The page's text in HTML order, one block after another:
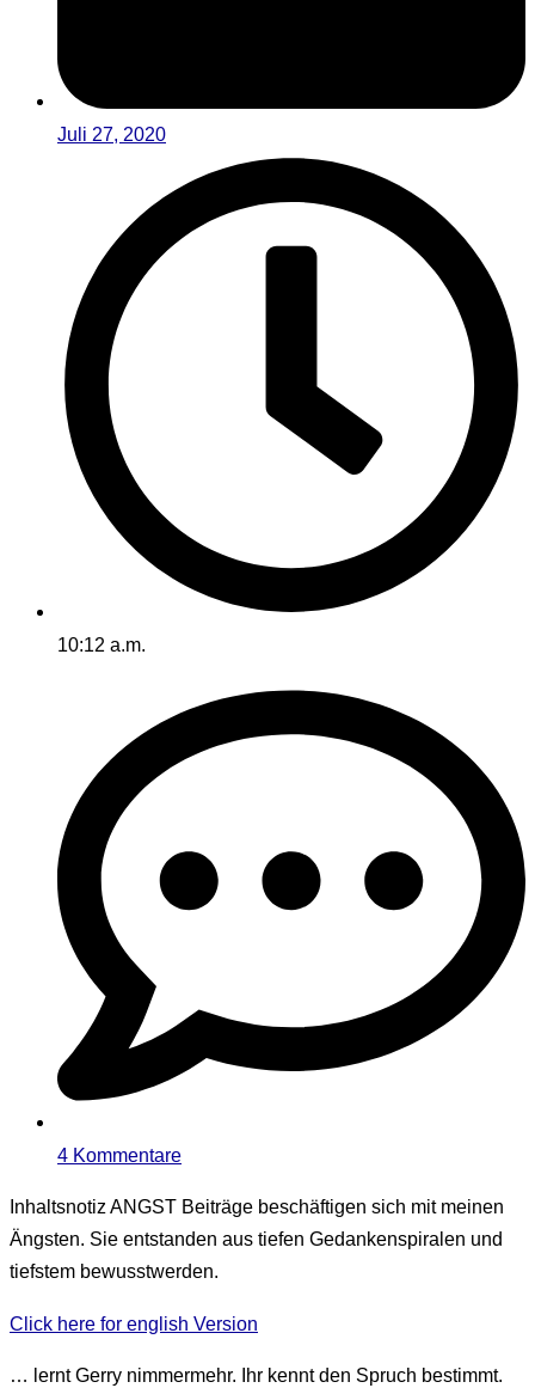
Juli 27, 2020
10:12 a.m.
4 Kommentare
Inhaltsnotiz ANGST Beiträge beschäftigen sich mit meinen
Ängsten. Sie entstanden aus tiefen Gedankenspiralen und
tiefstem bewusstwerden.
Click here for english Version
… lernt Gerry nimmermehr. Ihr kennt den Spruch bestimmt.